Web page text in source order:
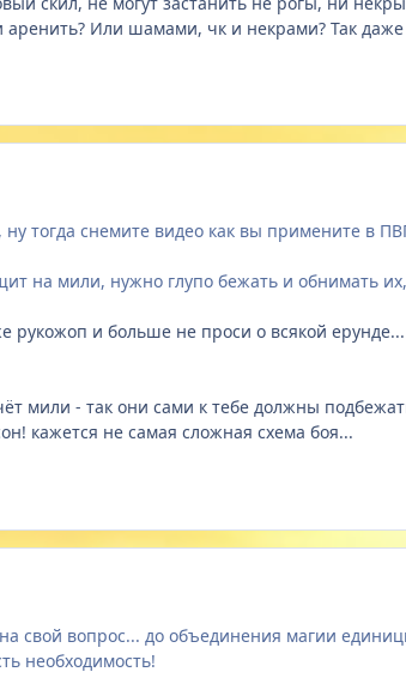
Или шамами, чк и некрами? Так
тогда снемите видео как вы примените в
на мили, нужно глупо бежать и обнимать
рукожоп и больше не проси о всякой ерунде...
мили - так они сами к тебе должны
кажется не самая сложная схема боя...
свой вопрос... до объединения магии
необходимость!